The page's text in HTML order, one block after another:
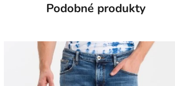
Podobné produkty